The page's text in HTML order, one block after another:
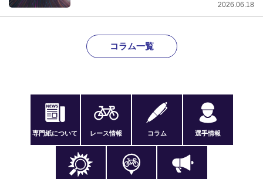
2026.06.18
コラム一覧
専門紙について レース情報 コラム 選手情報